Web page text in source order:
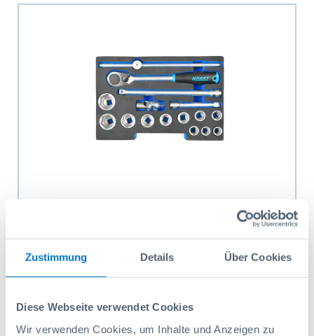
Zustimmung Details Über Cookies
Diese Webseite verwendet Cookies
Wir verwenden Cookies, um Inhalte und Anzeigen zu
Jeu de cliquet 1/2" Hazet 6 pans avec insert
Codice prodotto: 100R061650 370,45 CHF